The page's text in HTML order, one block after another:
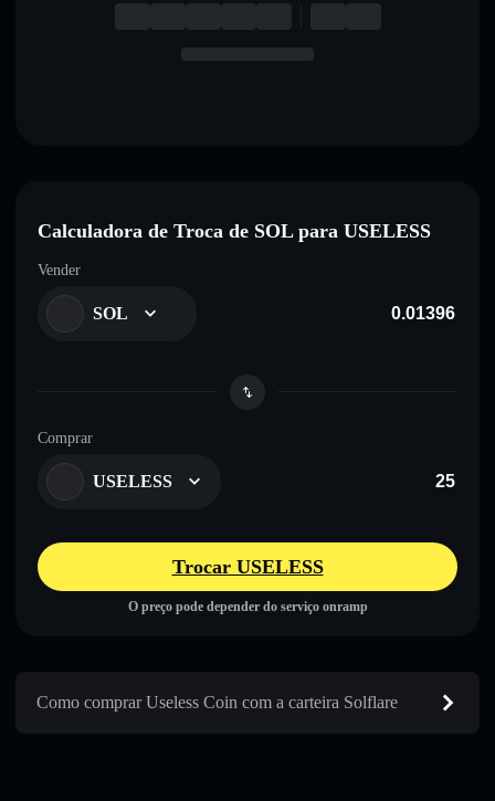
Calculadora de Troca de SOL para USELESS
Vender
SOL
Comprar
USELESS
Trocar USELESS
O preço pode depender do serviço onramp
Como comprar Useless Coin com a carteira Solflare